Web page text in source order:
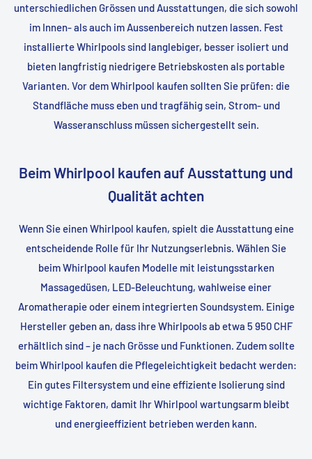
unterschiedlichen Grössen und Ausstattungen, die sich sowohl
im Innen- als auch im Aussenbereich nutzen lassen. Fest
installierte Whirlpools sind langlebiger, besser isoliert und
bieten langfristig niedrigere Betriebskosten als portable
Varianten. Vor dem Whirlpool kaufen sollten Sie prüfen: die
Standfläche muss eben und tragfähig sein, Strom- und
Wasseranschluss müssen sichergestellt sein.
Beim Whirlpool kaufen auf Ausstattung und
Qualität achten
Wenn Sie einen Whirlpool kaufen, spielt die Ausstattung eine
entscheidende Rolle für Ihr Nutzungserlebnis. Wählen Sie
beim Whirlpool kaufen Modelle mit leistungsstarken
Massagedüsen, LED-Beleuchtung, wahlweise einer
Aromatherapie oder einem integrierten Soundsystem. Einige
Hersteller geben an, dass ihre Whirlpools ab etwa 5 950 CHF
erhältlich sind – je nach Grösse und Funktionen. Zudem sollte
beim Whirlpool kaufen die Pflegeleichtigkeit bedacht werden:
Ein gutes Filtersystem und eine effiziente Isolierung sind
wichtige Faktoren, damit Ihr Whirlpool wartungsarm bleibt
und energieeffizient betrieben werden kann.